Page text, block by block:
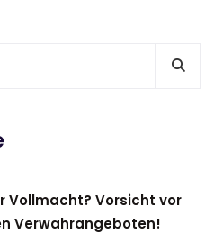
Vollmacht? Vorsicht vor
Verwahrangeboten!